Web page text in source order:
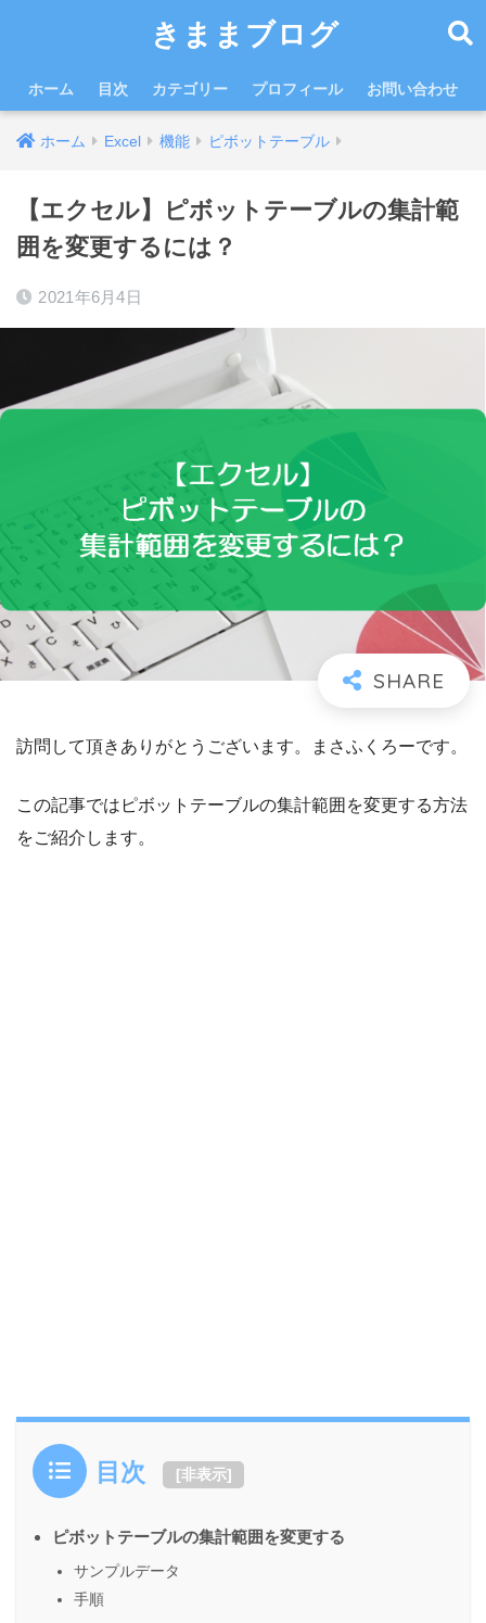
きままブログ
ホーム 目次 カテゴリー プロフィール お問い合わせ
ホーム Excel 機能 ピボットテーブル
【エクセル】ピボットテーブルの集計範
囲を変更するには？
2021年6月4日
訪問して頂きありがとうございます。まさふくろーです。
この記事ではピボットテーブルの集計範囲を変更する方法
をご紹介します。
目次 [非表示]
ピボットテーブルの集計範囲を変更する
サンプルデータ
手順